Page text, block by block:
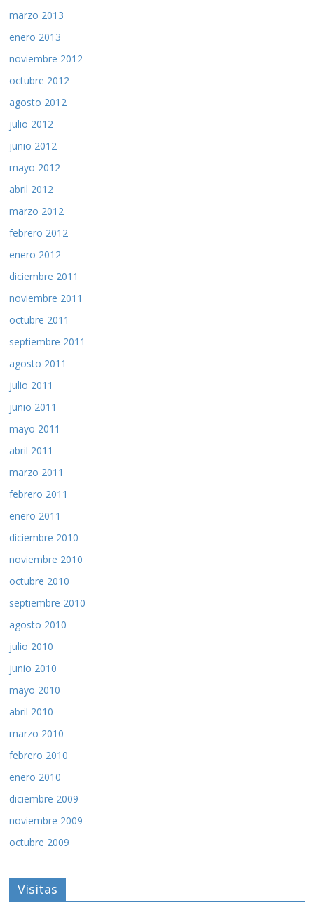
marzo 2013
enero 2013
noviembre 2012
octubre 2012
agosto 2012
julio 2012
junio 2012
mayo 2012
abril 2012
marzo 2012
febrero 2012
enero 2012
diciembre 2011
noviembre 2011
octubre 2011
septiembre 2011
agosto 2011
julio 2011
junio 2011
mayo 2011
abril 2011
marzo 2011
febrero 2011
enero 2011
diciembre 2010
noviembre 2010
octubre 2010
septiembre 2010
agosto 2010
julio 2010
junio 2010
mayo 2010
abril 2010
marzo 2010
febrero 2010
enero 2010
diciembre 2009
noviembre 2009
octubre 2009
Visitas